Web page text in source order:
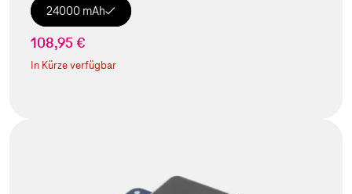
24000 mAh
108,95 €
In Kürze verfügbar